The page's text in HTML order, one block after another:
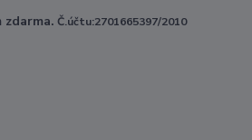
zdarma. Č.účtu:2701665397/2010